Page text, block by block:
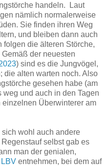
handeln. Laut
nämlich normalerweise
Sie finden ihren Weg
und bleiben dann auch
folgen die älteren Störche,
der neuesten
) sind es die Jungvögel,
die alten warten noch. Also
gesehen habe (am
und auch in den Tagen
Überwinterer am
wohl auch andere
selbst gab es
man der genialen,
entnehmen, bei dem auf